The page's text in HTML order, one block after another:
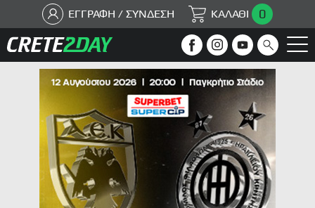
ΕΓΓΡΑΦΗ / ΣΥΝΔΕΣΗ ΚΑΛΑΘΙ 0